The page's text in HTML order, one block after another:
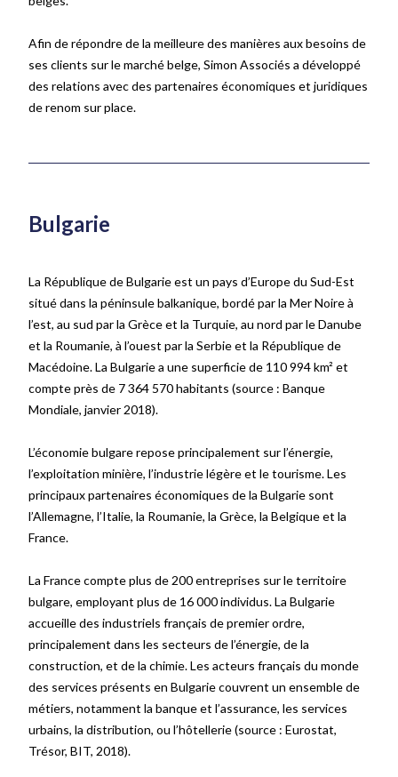
Afin de répondre de la meilleure des manières aux besoins de
ses clients sur le marché belge, Simon Associés a développé
des relations avec des partenaires économiques et juridiques
de renom sur place.
Bulgarie
La République de Bulgarie est un pays d’Europe du Sud-Est
situé dans la péninsule balkanique, bordé par la Mer Noire à
l’est, au sud par la Grèce et la Turquie, au nord par le Danube
et la Roumanie, à l’ouest par la Serbie et la République de
Macédoine. La Bulgarie a une superficie de 110 994 km² et
compte près de 7 364 570 habitants(source : Banque
Mondiale, janvier 2018).
L’économie bulgare repose principalement sur l’énergie,
l’exploitation minière, l’industrie légère et le tourisme. Les
principaux partenaires économiques de la Bulgarie sont
l’Allemagne, l’Italie, la Roumanie, la Grèce, la Belgique et la
France.
La France compte plus de 200 entreprises sur le territoire
bulgare, employant plus de 16 000 individus. La Bulgarie
accueille des industriels français de premier ordre,
principalement dans les secteurs de l’énergie, de la
construction, et de la chimie. Les acteurs français du monde
des services présents en Bulgarie couvrent un ensemble de
métiers, notamment la banque et l’assurance, les services
urbains, la distribution, ou l’hôtellerie(source : Eurostat,
Trésor, BIT, 2018).